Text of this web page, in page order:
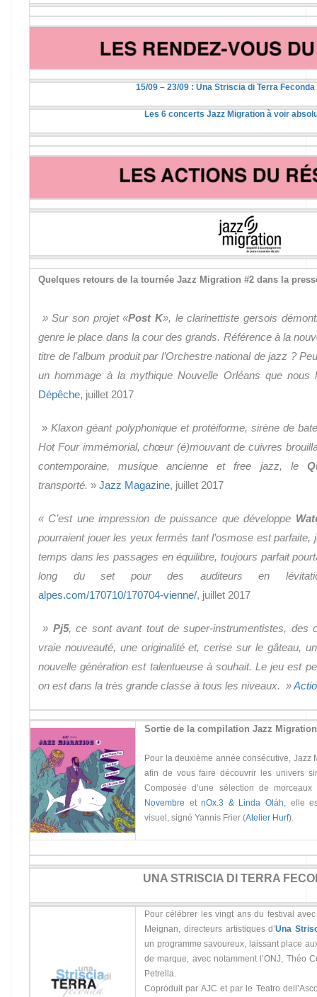
15/09 – 23/09 : Una Striscia di Terra Feconda
Les 6 concerts Jazz Migration à voir
Quelques retours de la tournée Jazz Migration #2 dans la
» Sur son projet «Post K», le clarinettiste gersois
genre le place dans la cour des grands. Référence à la
titre de l’album produit par l’Orchestre national de jazz ?
un hommage à la mythique Nouvelle Orléans que
Dépêche, juillet 2017
»Klaxon géant polyphonique et protéiforme, sirène de
Hot Four immémorial, chœur (é)mouvant de cuivres
contemporaine, musique ancienne et free jazz, le
transporté. » Jazz Magazine, juillet 2017
« C’est une impression de puissance que développe
pourraient jouer les yeux fermés tant l’osmose est parfaite,
temps dans les passages en équilibre, toujours parfait
long du set pour des auditeurs en
alpes.com/170710/170704-vienne/, juillet 2017
» Pj5, ce sont avant tout de super-instrumentistes, des
vraie nouveauté, une originalité et, cerise sur le gâteau,
nouvelle génération est talentueuse à souhait. Le jeu est
on est dans la très grande classe à tous les niveaux. »
Sortie de la compilation Jazz
Pour la deuxième année consécutive, Jazz
afin de vous faire découvrir les univers
Composée d’une sélection de morceaux
Novembre etnOx.3 & Linda Oláh, elle
visuel, signé Yannis Frier (Atelier Hurf).
UNA STRISCIA DI TERRA
Pour célébrer les vingt ans du festival
Meignan, directeurs artistiques d’Una
un programme savoureux, laissant place
de marque, avec notamment l’ONJ, Théo
Petrella.
Coproduit par AJC et par le Teatro